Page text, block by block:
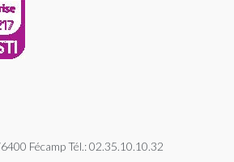
Fécamp Tél.: 02.35.10.10.32